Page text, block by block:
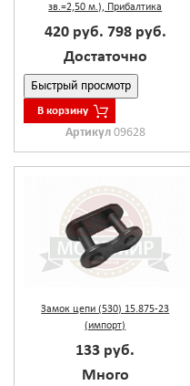
зв.=2,50 м.), Прибалтика
420 руб. 798 руб.
Достаточно
Быстрый просмотр
В корзину
Артикул 09628
Замок цепи (530) 15.875-23
(импорт)
133 руб.
Много